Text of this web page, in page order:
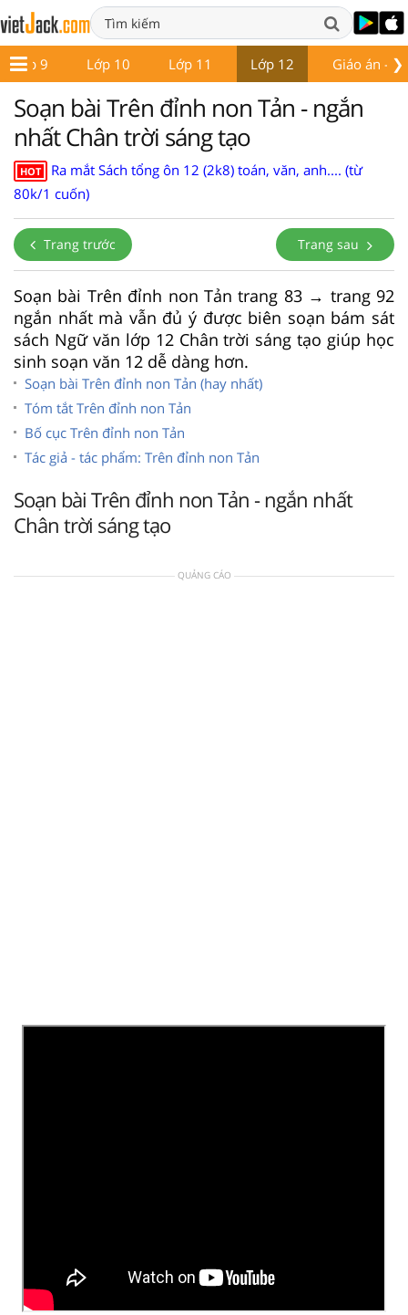
❯
Lớp 9 Lớp 10 Lớp 11 Lớp 12 Giáo án -
Soạn bài Trên đỉnh non Tản - ngắn
nhất Chân trời sáng tạo
HOT
Ra mắt Sách tổng ôn 12 (2k8) toán, văn, anh.... (từ
80k/1 cuốn)
Trang trước Trang sau
Soạn bài Trên đỉnh non Tản trang 83 → trang 92
ngắn nhất mà vẫn đủ ý được biên soạn bám sát
sách Ngữ văn lớp 12 Chân trời sáng tạo giúp học
sinh soạn văn 12 dễ dàng hơn.
Soạn bài Trên đỉnh non Tản (hay nhất)
Tóm tắt Trên đỉnh non Tản
Bố cục Trên đỉnh non Tản
Tác giả - tác phẩm: Trên đỉnh non Tản
Soạn bài Trên đỉnh non Tản - ngắn nhất
Chân trời sáng tạo
QUẢNG CÁO